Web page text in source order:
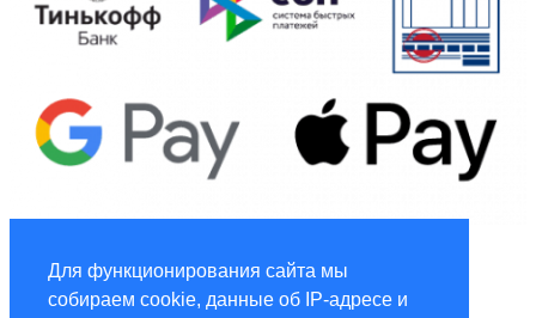
Для функционирования сайта мы
собираем cookie, данные об IP-адресе и
Global Marketing
Услуги по маркетингу и рекламе global-adv.ru